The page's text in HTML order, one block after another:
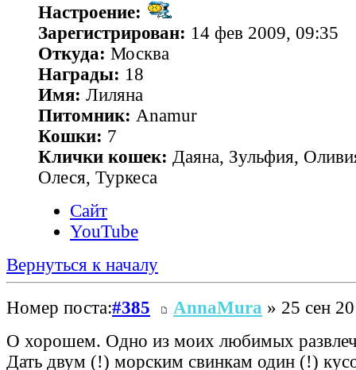
Настроение:
Зарегистрирован: 14 фев 2009, 09:35
Откуда: Москва
Награды: 18
Имя: Лиляна
Питомник: Anamur
Кошки: 7
Клички кошек: Даяна, Зульфия,
Олеся, Туркеса
Сайт
YouTube
Вернуться к началу
Номер поста:#385 AnnaMura » 25 сен
О хорошем. Одно из моих любимых
Дать двум (!) морским свинкам один (!)